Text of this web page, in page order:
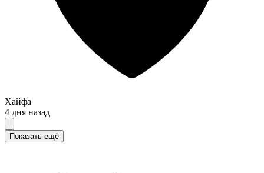
Хайфа
4 дня назад
Показать ещё